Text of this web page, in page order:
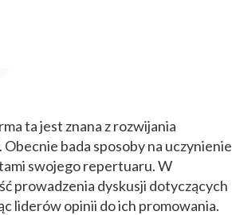
ta jest znana z rozwijania
bada sposoby na uczynienie
swojego repertuaru. W
prowadzenia dyskusji dotyczących
liderów opinii do ich promowania.